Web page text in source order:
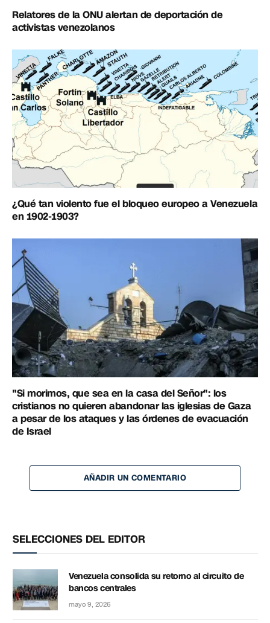
Relatores de la ONU alertan de deportación de
activistas venezolanos
¿Qué tan violento fue el bloqueo europeo a Venezuela
en 1902-1903?
"Si morimos, que sea en la casa del Señor": los
cristianos no quieren abandonar las iglesias de Gaza
a pesar de los ataques y las órdenes de evacuación
de Israel
AÑADIR UN COMENTARIO
SELECCIONES DEL EDITOR
Venezuela consolida su retorno al circuito de
bancos centrales
mayo 9, 2026